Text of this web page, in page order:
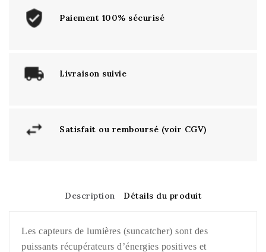
Paiement 100% sécurisé
Livraison suivie
Satisfait ou remboursé (voir CGV)
Description Détails du produit
Les capteurs de lumières (suncatcher) sont des
puissants récupérateurs d’énergies positives et